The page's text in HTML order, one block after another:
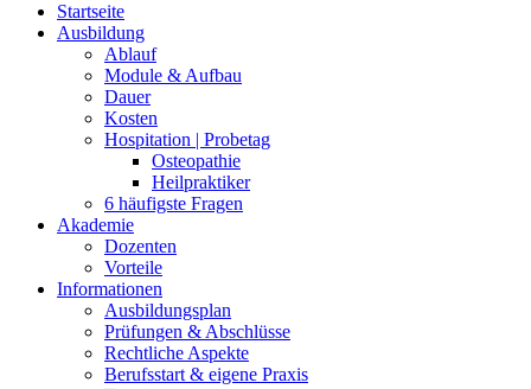
Startseite
Ausbildung
Ablauf
Module & Aufbau
Dauer
Kosten
Hospitation | Probetag
Osteopathie
Heilpraktiker
6 häufigste Fragen
Akademie
Dozenten
Vorteile
Informationen
Ausbildungsplan
Prüfungen & Abschlüsse
Rechtliche Aspekte
Berufsstart & eigene Praxis